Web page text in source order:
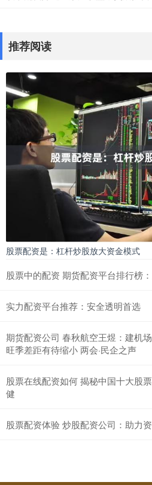
推荐阅读
股票配资是：杠杆炒股放大资金模式
股票中的配资 期货配资平台排行榜
实力配资平台推荐：安全透明首选
期货配资公司 春秋航空王煜：建机
旺季差距有待缩小 两会·民企之声
股票在线配资如何 揭秘中国十大股
健
股票配资体验 炒股配资公司：助力